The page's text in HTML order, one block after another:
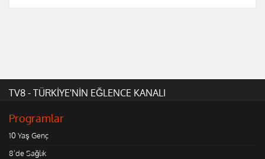
TV8 - TÜRKİYE'NİN EĞLENCE KANALI
Programlar
10 Yaş Genç
8'de Sağlık